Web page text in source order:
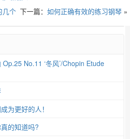
下一篇： 如何正确有效的练习钢琴 »
几个
Op.25 No.11 ‘冬风’/Chopin Etude
为更好的人！
的知道吗?